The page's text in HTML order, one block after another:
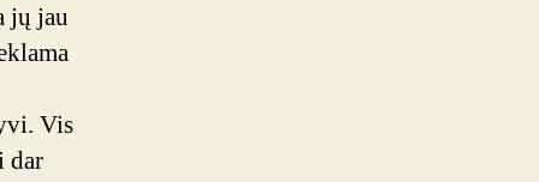
jų jau
Vis
dar